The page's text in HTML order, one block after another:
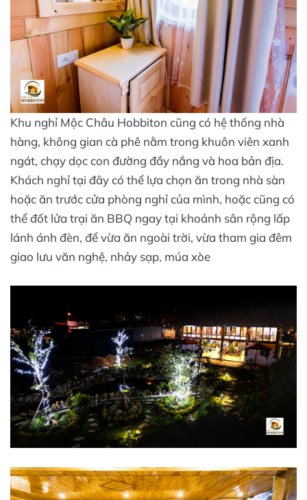
Khu nghỉ Mộc Châu Hobbiton cũng có hệ thống nhà
hàng, không gian cà phê nằm trong khuôn viên xanh
ngát, chạy dọc con đường đầy nắng và hoa bản địa.
Khách nghỉ tại đây có thể lựa chọn ăn trong nhà sàn
hoặc ăn trước cửa phòng nghỉ của mình, hoặc cũng có
thể đốt lửa trại ăn BBQ ngay tại khoảnh sân rộng lấp
lánh ánh đèn, để vừa ăn ngoài trời, vừa tham gia đêm
giao lưu văn nghệ, nhảy sạp, múa xòe